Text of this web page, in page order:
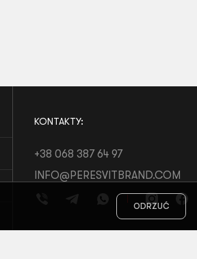
KONTAKTY:
+38 068 387 64 97
INFO@PERESVITBRAND.COM
ODRZUĆ